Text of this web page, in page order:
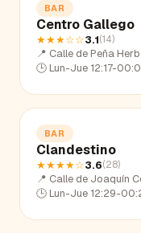
BAR
Centro Gallego
★★★☆☆3.1(14)
📍 Calle de Peña
🕒 Lun-Jue 12:17-
BAR
Clandestino
★★★★☆3.6(28)
📍 Calle de Joaquín
🕒 Lun-Jue 12:29-